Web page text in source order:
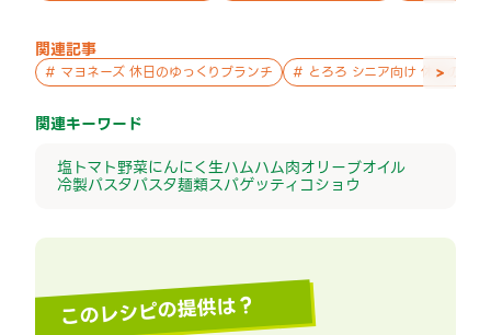
関連記事
# マヨネーズ 休日のゆっくりブランチ # とろろ シニア向け 休日のゆ
>
関連キーワード
塩トマト野菜にんにく生ハムハム肉オリーブオイル
冷製パスタパスタ麺類スパゲッティコショウ
このレシピの提供は？